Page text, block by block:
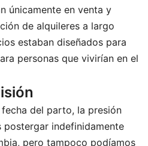
únicamente en venta y
de alquileres a largo
estaban diseñados para
personas que vivirían en el
del parto, la presión
postergar indefinidamente
pero tampoco podíamos